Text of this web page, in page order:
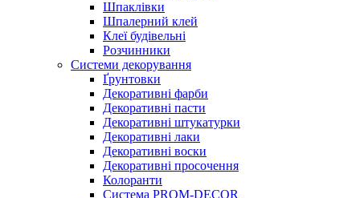
Шпаклівки
Шпалерний клей
Клеї будівельні
Розчинники
Системи декорування
Ґрунтовки
Декоративні фарби
Декоративні пасти
Декоративні штукатурки
Декоративні лаки
Декоративні воски
Декоративні просочення
Колоранти
Система PROM-DECOR